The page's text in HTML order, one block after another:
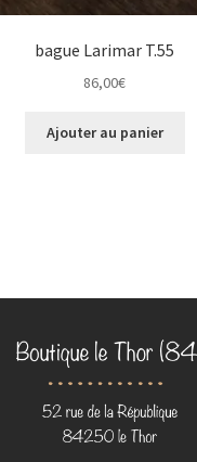
bague Larimar T.55
86,00€
Ajouter au panier